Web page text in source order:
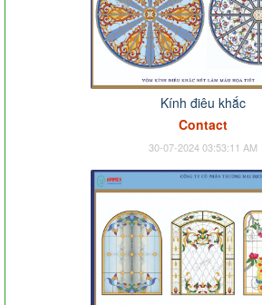
Kính điêu khắc
Contact
30-07-2024 03:53:11 AM